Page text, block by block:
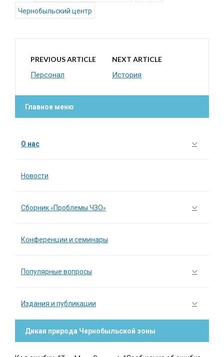
Чернобыльский центр
PREVIOUS ARTICLE
Персонал
NEXT ARTICLE
История
Главное меню
О нас
Новости
Сборник «Проблемы ЧЗО»
Конференции и семинары
Популярные вопросы
Издания и публикации
Дикая природа Чернобыльской зоны